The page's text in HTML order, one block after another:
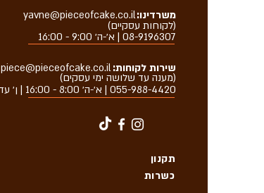
(לקוחות עסקיים)
משרדינו:yavne@pieceofcake.co.il
08-9196307 | א׳-ה׳ 9:00 - 16:00
שירות לקוחות:piece@pieceofcake.co.il
055-988-4420| א׳-ה׳ 8:00 - 16:00 | ן׳ עד -12:00
(מענה עד שלושה ימי עסקים)
כשרות
תקנון